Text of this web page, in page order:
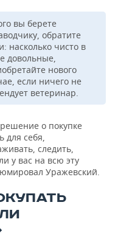
вы берете
обратите
чисто в
довольные,
нового
если ничего не
ветеринар.
о покупке
себя,
следить,
у вас на всю эту
Уражевский.